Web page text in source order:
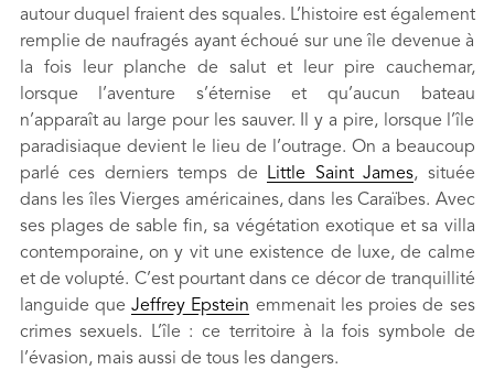
autour duquel fraient des squales. L’histoire est également
remplie de naufragés ayant échoué sur une île devenue à
la fois leur planche de salut et leur pire cauchemar,
lorsque l’aventure s’éternise et qu’aucun bateau
n’apparaît au large pour les sauver. Il y a pire, lorsque l’île
paradisiaque devient le lieu de l’outrage. On a beaucoup
parlé ces derniers temps de Little Saint James, située
dans les îles Vierges américaines, dans les Caraïbes. Avec
ses plages de sable fin, sa végétation exotique et sa villa
contemporaine, on y vit une existence de luxe, de calme
et de volupté. C’est pourtant dans ce décor de tranquillité
languide que Jeffrey Epstein emmenait les proies de ses
crimes sexuels. L’île : ce territoire à la fois symbole de
l’évasion, mais aussi de tous les dangers.